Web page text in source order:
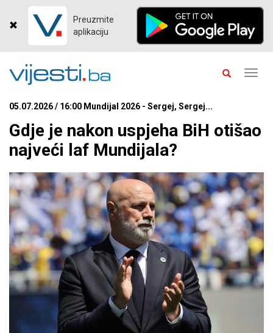
Preuzmite
aplikaciju
05.07.2026 / 16:00 Mundijal 2026 - Sergej, Sergej...
Gdje je nakon uspjeha BiH otišao
najveći laf Mundijala?